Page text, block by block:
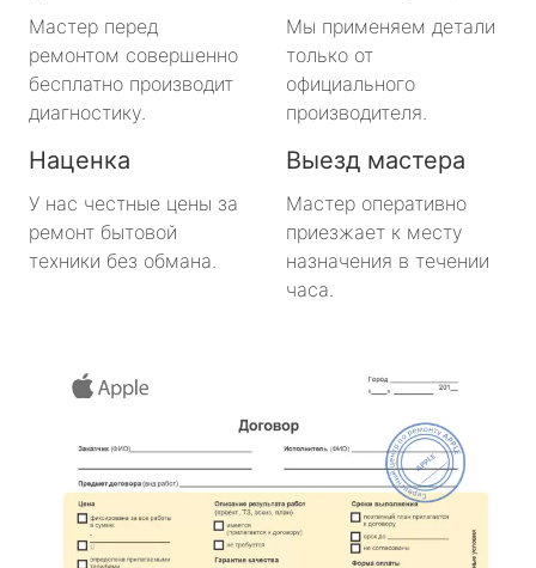
Мастер перед
ремонтом совершенно
бесплатно производит
диагностику.
Мы применяем детали
только от
официального
производителя.
Наценка
У нас честные цены за
ремонт бытовой
техники без обмана.
Выезд мастера
Мастер оперативно
приезжает к месту
назначения в течении
часа.